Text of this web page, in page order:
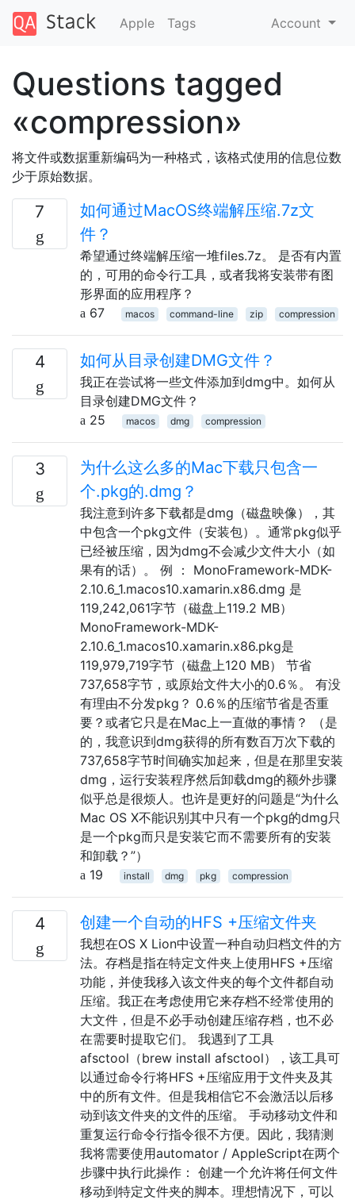
Apple Tags Account
Questions tagged
«compression»
将文件或数据重新编码为一种格式，该格式使用的信息位数
少于原始数据。
7
如何通过MacOS终端解压缩.7z文
件？
希望通过终端解压缩一堆files.7z。 是否有内置
的，可用的命令行工具，或者我将安装带有图
形界面的应用程序？
67
macos command-line zip compression
4 如何从目录创建DMG文件？
我正在尝试将一些文件添加到dmg中。如何从
目录创建DMG文件？
25
macos dmg compression
3
为什么这么多的Mac下载只包含一
个.pkg的.dmg？
我注意到许多下载都是dmg（磁盘映像），其
中包含一个pkg文件（安装包）。通常pkg似乎
已经被压缩，因为dmg不会减少文件大小（如
果有的话）。 例 ： MonoFramework-MDK-
2.10.6_1.macos10.xamarin.x86.dmg 是
119,242,061字节（磁盘上119.2 MB）
MonoFramework-MDK-
2.10.6_1.macos10.xamarin.x86.pkg是
119,979,719字节（磁盘上120 MB） 节省
737,658字节，或原始文件大小的0.6％。 有没
有理由不分发pkg？ 0.6％的压缩节省是否重
要？或者它只是在Mac上一直做的事情？ （是
的，我意识到dmg获得的所有数百万次下载的
737,658字节时间确实加起来，但是在那里安装
dmg，运行安装程序然后卸载dmg的额外步骤
似乎总是很烦人。也许是更好的问题是“为什么
Mac OS X不能识别其中只有一个pkg的dmg只
是一个pkg而只是安装它而不需要所有的安装
和卸载？”）
19
install dmg pkg compression
4 创建一个自动的HFS +压缩文件夹
我想在OS X Lion中设置一种自动归档文件的方
法。存档是指在特定文件夹上使用HFS +压缩
功能，并使我移入该文件夹的每个文件都自动
压缩。我正在考虑使用它来存档不经常使用的
大文件，但是不必手动创建压缩存档，也不必
在需要时提取它们。 我遇到了工具
afsctool（brew install afsctool），该工具可
以通过命令行将HFS +压缩应用于文件夹及其
中的所有文件。但是我相信它不会激活以后移
动到该文件夹​​的文件的压缩。 手动移动文件和
重复运行命令行指令很不方便。因此，我猜测
我将需要使用automator / AppleScript在两个
步骤中执行此操作： 创建一个允许将任何文件
移动到特定文件夹的脚本。理想情况下，可以